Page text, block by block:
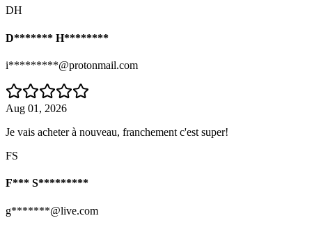
DH
D******* H********
i*********@protonmail.com
Aug 01, 2026
Je vais acheter à nouveau, franchement c'est super!
FS
F*** S*********
g*******@live.com